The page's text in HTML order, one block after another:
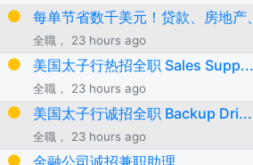
每单节省数千美元！贷款、房地产
全職， 23 hours ago
美国太子行热招全职 Sales Supp...
全職， 23 hours ago
美国太子行诚招全职 Backup Dri...
全職， 23 hours ago
金融公司诚招兼职助理